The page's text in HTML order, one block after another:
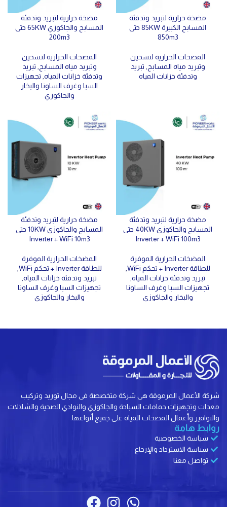
مضخة حرارية لتبريد وتدفئة
المسابح الكبيرة 85KW حتى
850m3
المضخات الحرارية لتسخين
وتبريد مياه المسابح تبريد
وتدفئة خزانات المياه
مضخة حرارية لتبريد وتدفئة
المسابح والجاكوزي 65KW حتى
200m3
المضخات الحرارية لتسخين
وتبريد مياه المسابح تبريد
وتدفئة خزانات المياه تجهيزات
السبا وغرف الساونا والبخار
والجاكوزي
مضخة حرارية لتبريد وتدفئة
المسابح والجاكوزي 40KW حتى
Inverter + WiFi 100m3
المضخات الحرارية الموفرة
للطاقة Inverter + تحكم WiFi
تبريد وتدفئة خزانات المياه
تجهيزات السبا وغرف الساونا
والبخار والجاكوزي
مضخة حرارية لتبريد وتدفئة
المسابح والجاكوزي 10KW حتى
Inverter + WiFi 10m3
المضخات الحرارية الموفرة
للطاقة Inverter + تحكم WiFi
تبريد وتدفئة خزانات المياه
تجهيزات السبا وغرف الساونا
والبخار والجاكوزي
شركة الأعمال المرموقة هى شركة متخصصة فى مجال توريد وتركيب
معدات وتجهيزات حمامات السباحة والجاكوزي والنوادي الصحية والشلالات
والنوافير وأعمال المضخات المياه على جميع أنواعها.
روابط هامة
سياسة الخصوصية
سياسة الاسترداد والإرجاع
تواصل معنا